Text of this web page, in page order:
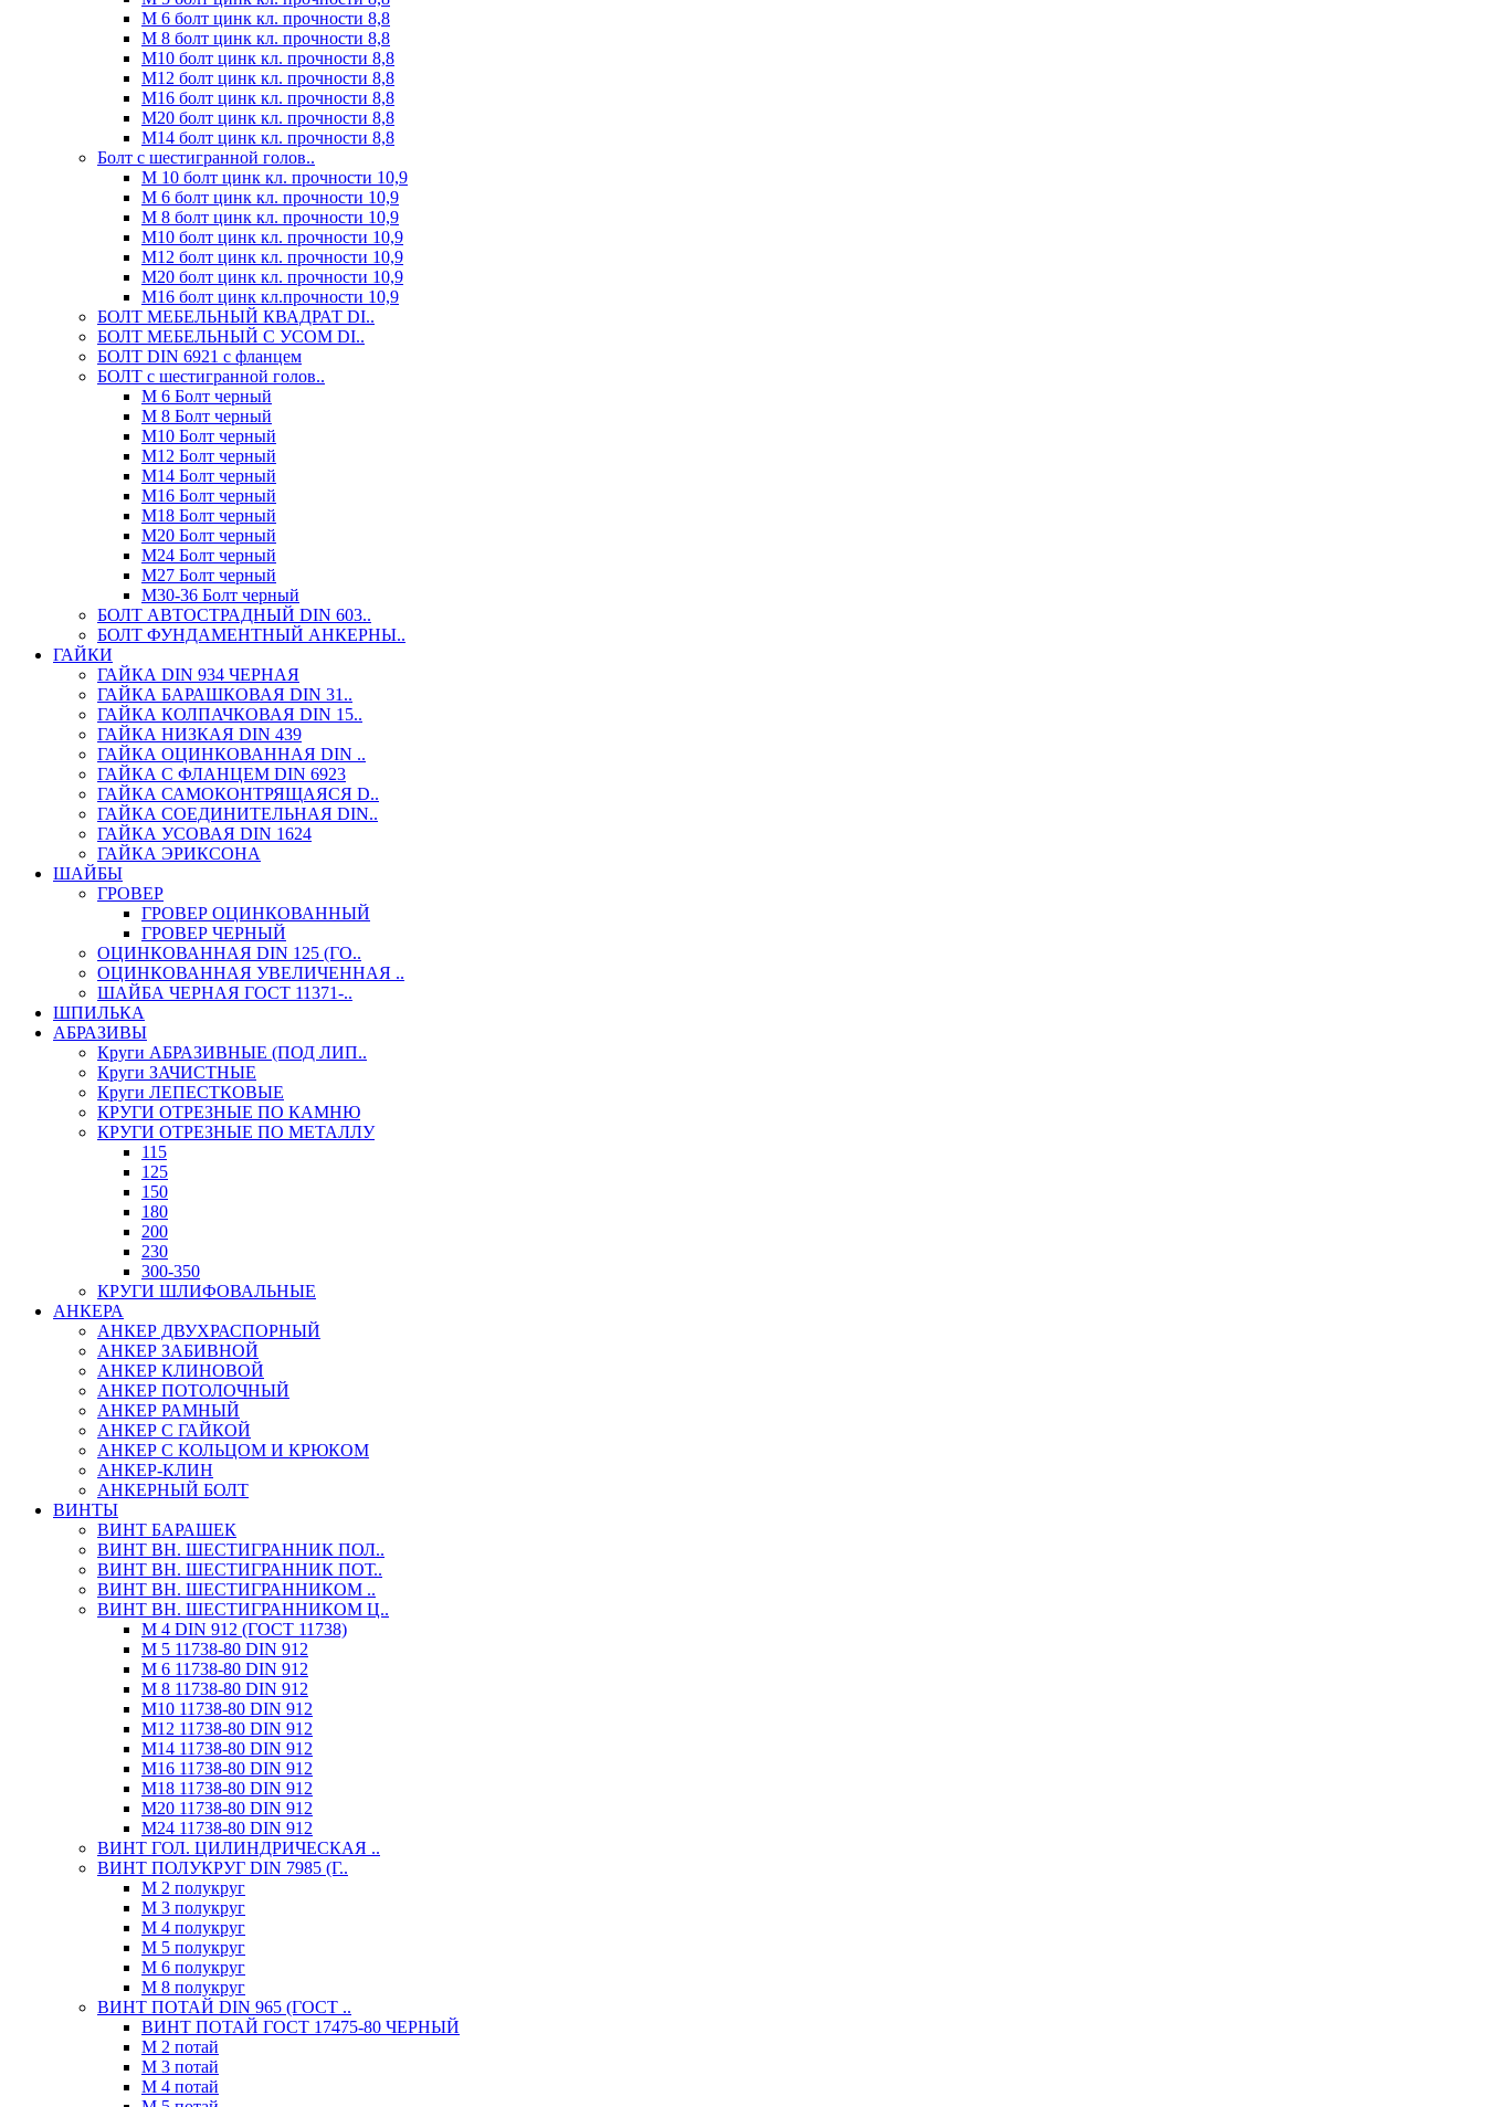
М 6 болт цинк кл. прочности 8,8
М 8 болт цинк кл. прочности 8,8
М10 болт цинк кл. прочности 8,8
М12 болт цинк кл. прочности 8,8
М16 болт цинк кл. прочности 8,8
М20 болт цинк кл. прочности 8,8
М14 болт цинк кл. прочности 8,8
Болт с шестигранной голов..
М 10 болт цинк кл. прочности 10,9
М 6 болт цинк кл. прочности 10,9
М 8 болт цинк кл. прочности 10,9
М10 болт цинк кл. прочности 10,9
М12 болт цинк кл. прочности 10,9
М20 болт цинк кл. прочности 10,9
М16 болт цинк кл.прочности 10,9
БОЛТ МЕБЕЛЬНЫЙ КВАДРАТ DI..
БОЛТ МЕБЕЛЬНЫЙ С УСОМ DI..
БОЛТ DIN 6921 c фланцем
БОЛТ с шестигранной голов..
М 6 Болт черный
М 8 Болт черный
М10 Болт черный
М12 Болт черный
М14 Болт черный
М16 Болт черный
М18 Болт черный
М20 Болт черный
М24 Болт черный
М27 Болт черный
М30-36 Болт черный
БОЛТ АВТОСТРАДНЫЙ DIN 603..
БОЛТ ФУНДАМЕНТНЫЙ АНКЕРНЫ..
ГАЙКИ
ГАЙКА DIN 934 ЧЕРНАЯ
ГАЙКА БАРАШКОВАЯ DIN 31..
ГАЙКА КОЛПАЧКОВАЯ DIN 15..
ГАЙКА НИЗКАЯ DIN 439
ГАЙКА ОЦИНКОВАННАЯ DIN ..
ГАЙКА С ФЛАНЦЕМ DIN 6923
ГАЙКА САМОКОНТРЯЩАЯСЯ D..
ГАЙКА СОЕДИНИТЕЛЬНАЯ DIN..
ГАЙКА УСОВАЯ DIN 1624
ГАЙКА ЭРИКСОНА
ШАЙБЫ
ГРОВЕР
ГРОВЕР ОЦИНКОВАННЫЙ
ГРОВЕР ЧЕРНЫЙ
ОЦИНКОВАННАЯ DIN 125 (ГО..
ОЦИНКОВАННАЯ УВЕЛИЧЕННАЯ ..
ШАЙБА ЧЕРНАЯ ГОСТ 11371-..
ШПИЛЬКА
АБРАЗИВЫ
Круги АБРАЗИВНЫЕ (ПОД ЛИП..
Круги ЗАЧИСТНЫЕ
Круги ЛЕПЕСТКОВЫЕ
КРУГИ ОТРЕЗНЫЕ ПО КАМНЮ
КРУГИ ОТРЕЗНЫЕ ПО МЕТАЛЛУ
115
125
150
180
200
230
300-350
КРУГИ ШЛИФОВАЛЬНЫЕ
АНКЕРА
АНКЕР ДВУХРАСПОРНЫЙ
АНКЕР ЗАБИВНОЙ
АНКЕР КЛИНОВОЙ
АНКЕР ПОТОЛОЧНЫЙ
АНКЕР РАМНЫЙ
АНКЕР С ГАЙКОЙ
АНКЕР С КОЛЬЦОМ И КРЮКОМ
АНКЕР-КЛИН
АНКЕРНЫЙ БОЛТ
ВИНТЫ
ВИНТ БАРАШЕК
ВИНТ ВН. ШЕСТИГРАННИК ПОЛ..
ВИНТ ВН. ШЕСТИГРАННИК ПОТ..
ВИНТ ВН. ШЕСТИГРАННИКОМ ..
ВИНТ ВН. ШЕСТИГРАННИКОМ Ц..
М 4 DIN 912 (ГОСТ 11738)
М 5 11738-80 DIN 912
М 6 11738-80 DIN 912
М 8 11738-80 DIN 912
М10 11738-80 DIN 912
М12 11738-80 DIN 912
М14 11738-80 DIN 912
М16 11738-80 DIN 912
М18 11738-80 DIN 912
М20 11738-80 DIN 912
М24 11738-80 DIN 912
ВИНТ ГОЛ. ЦИЛИНДРИЧЕСКАЯ ..
ВИНТ ПОЛУКРУГ DIN 7985 (Г..
М 2 полукруг
М 3 полукруг
М 4 полукруг
М 5 полукруг
М 6 полукруг
М 8 полукруг
ВИНТ ПОТАЙ DIN 965 (ГОСТ ..
ВИНТ ПОТАЙ ГОСТ 17475-80 ЧЕРНЫЙ
М 2 потай
М 3 потай
М 4 потай